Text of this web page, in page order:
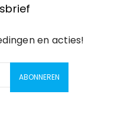
en acties!